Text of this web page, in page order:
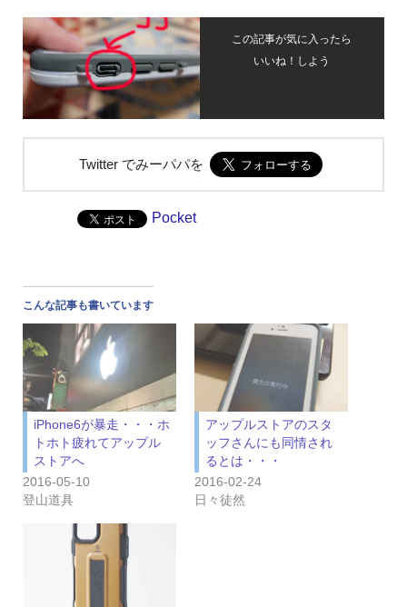
この記事が気に入ったら
いいね！しよう
Twitter でみーパパを
Pocket
こんな記事も書いています
iPhone6が暴走・・・ホ
トホト疲れてアップル
ストアへ
2016-05-10
登山道具
アップルストアのスタ
ッフさんにも同情され
るとは・・・
2016-02-24
日々徒然